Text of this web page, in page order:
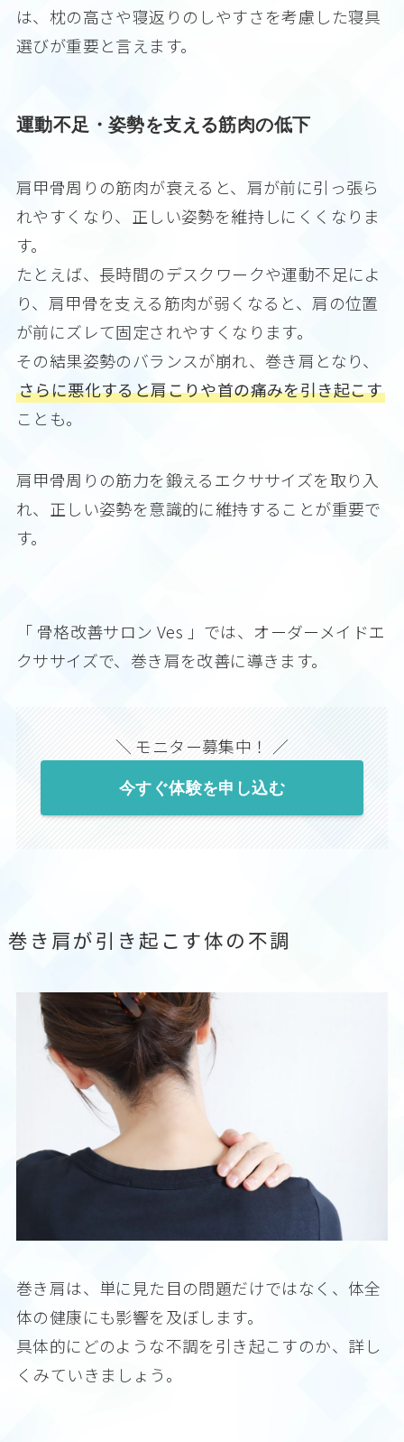
は、枕の高さや寝返りのしやすさを考慮した寝具
選びが重要と言えます。
運動不足・姿勢を支える筋肉の低下
肩甲骨周りの筋肉が衰えると、肩が前に引っ張ら
れやすくなり、正しい姿勢を維持しにくくなりま
す。
たとえば、長時間のデスクワークや運動不足によ
り、肩甲骨を支える筋肉が弱くなると、肩の位置
が前にズレて固定されやすくなります。
その結果姿勢のバランスが崩れ、巻き肩となり、
さらに悪化すると肩こりや首の痛みを引き起こす
ことも。
肩甲骨周りの筋力を鍛えるエクササイズを取り入
れ、正しい姿勢を意識的に維持することが重要で
す。
「 骨格改善サロン Ves 」では、オーダーメイドエ
クササイズで、巻き肩を改善に導きます。
＼ モニター募集中！ ／
今すぐ体験を申し込む
巻き肩が引き起こす体の不調
巻き肩は、単に見た目の問題だけではなく、体全
体の健康にも影響を及ぼします。
具体的にどのような不調を引き起こすのか、詳し
くみていきましょう。